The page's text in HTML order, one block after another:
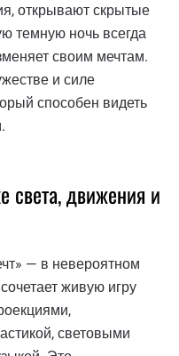
открывают скрытые
темную ночь всегда
своим мечтам.
и силе
способен видеть
света, движения и
— в невероятном
живую игру
световыми